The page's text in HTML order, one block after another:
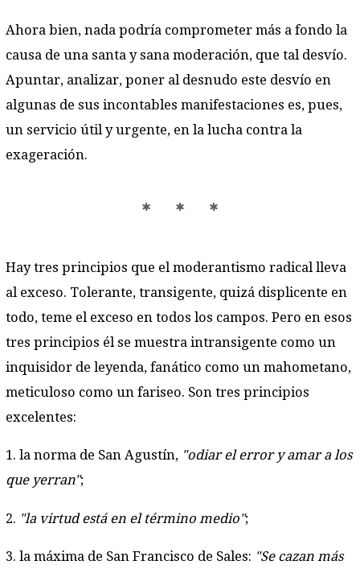
Ahora bien, nada podría comprometer más a fondo la
causa de una santa y sana moderación, que tal desvío.
Apuntar, analizar, poner al desnudo este desvío en
algunas de sus incontables manifestaciones es, pues,
un servicio útil y urgente, en la lucha contra la
exageración.
* * *
Hay tres principios que el moderantismo radical lleva
al exceso. Tolerante, transigente, quizá displicente en
todo, teme el exceso en todos los campos. Pero en esos
tres principios él se muestra intransigente como un
inquisidor de leyenda, fanático como un mahometano,
meticuloso como un fariseo. Son tres principios
excelentes:
1. la norma de San Agustín, "odiar el error y amar a los
que yerran";
2. "la virtud está en el término medio";
3. la máxima de San Francisco de Sales: "Se cazan más